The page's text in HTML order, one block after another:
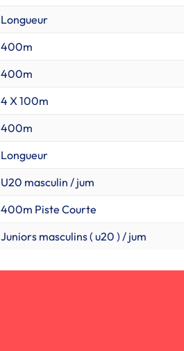
Longueur
400m
400m
4 X 100m
400m
Longueur
U20 masculin / jum
400m Piste Courte
Juniors masculins ( u20 ) / jum